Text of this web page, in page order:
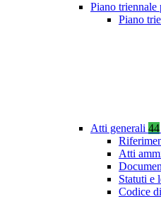
Piano triennale
Piano
Atti generali 44
Atti
Statuti e
Codice